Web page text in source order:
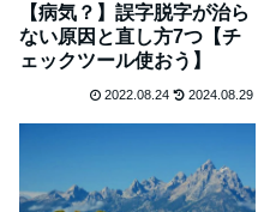
【病気？】誤字脱字が治ら
ない原因と直し方7つ【チ
ェックツール使おう】
2022.08.24 2024.08.29